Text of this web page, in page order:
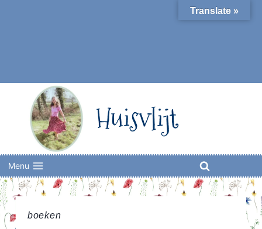
Huisvlijt
Menu
boeken
Translate »